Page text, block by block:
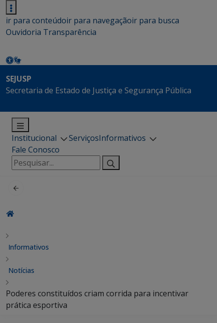
ir para conteúdoir para navegaçãoir para busca
Ouvidoria Transparência
SEJUSP
Secretaria de Estado de Justiça e Segurança Pública
Institucional ServiçosInformativos
Fale Conosco
Pesquisar
por:
Informativos
Notícias
Poderes constituídos criam corrida para incentivar
prática esportiva